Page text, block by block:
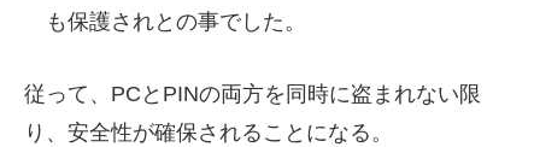
も保護されとの事でした。
従って、PCとPINの両方を同時に盗まれない限
り、安全性が確保されることになる。